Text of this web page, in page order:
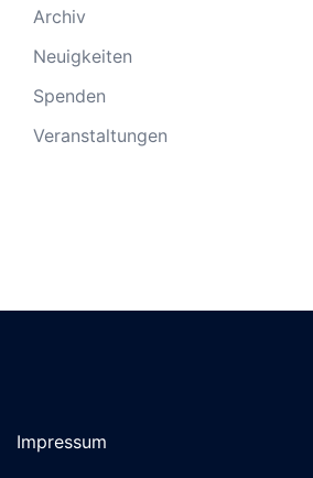
Archiv
Neuigkeiten
Spenden
Veranstaltungen
Impressum